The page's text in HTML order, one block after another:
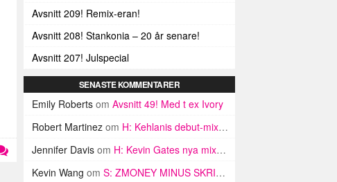
Avsnitt 209! Remix-eran!
Avsnitt 208! Stankonia – 20 år senare!
Avsnitt 207! Julspecial
SENASTE KOMMENTARER
Emily Roberts om Avsnitt 49! Med t ex Ivory
Robert Martinez om H: Kehlanis debut-mixtape Cloud 19
Jennifer Davis om H: Kevin Gates nya mixtape!!!
Kevin Wang om S: ZMONEY MINUS SKRIKIG DJ + BANDMAN KEVO